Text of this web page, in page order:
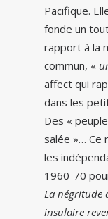
Pacifique.
fonde un
rapport à la
commun, «
affect qui
dans les
Des «
salée »… Ce
les
1960-70
La négritude
insulaire